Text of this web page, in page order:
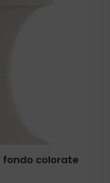
fondo colorate